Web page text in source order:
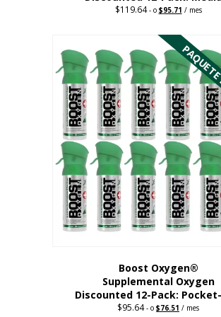
$119.64 -o Precio
$95.71 El
es:
95,71
dólares.
/ mes
tiene
múltiples
variantes.
Las
opciones
pueden
elegir
en
página
del
producto
Boost Oxygen®
Supplemental Oxygen
Discounted 12-Pack:
$95.64 - o Precio
$76.51 El
/ mes